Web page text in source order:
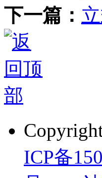
下一篇：
ICP备